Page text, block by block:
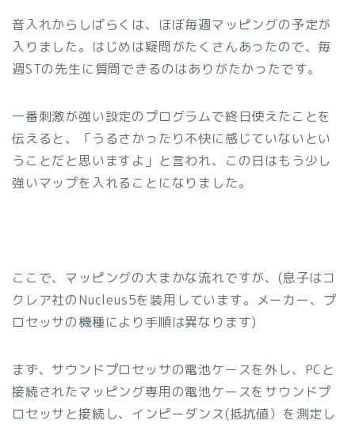
音入れからしばらくは、ほぼ毎週マッピングの予定が
入りました。はじめは疑問がたくさんあったので、毎
週STの先生に質問できるのはありがたかったです。
一番刺激が強い設定のプログラムで終日使えたことを
伝えると、「うるさかったり不快に感じていないとい
うことだと思いますよ」と言われ、この日はもう少し
強いマップを入れることになりました。
ここで、マッピングの大まかな流れですが、(息子はコ
クレア社のNucleus5を装用しています。メーカー、プ
ロセッサの機種により手順は異なります)
まず、サウンドプロセッサの電池ケースを外し、PCと
接続されたマッピング専用の電池ケースをサウンドプ
ロセッサと接続し、インピーダンス(抵抗値）を測定し